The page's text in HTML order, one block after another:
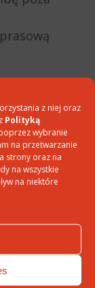
z niej oraz
Polityką
wybranie
na przetwarzanie
strony oraz na
na wszystkie
na niektóre